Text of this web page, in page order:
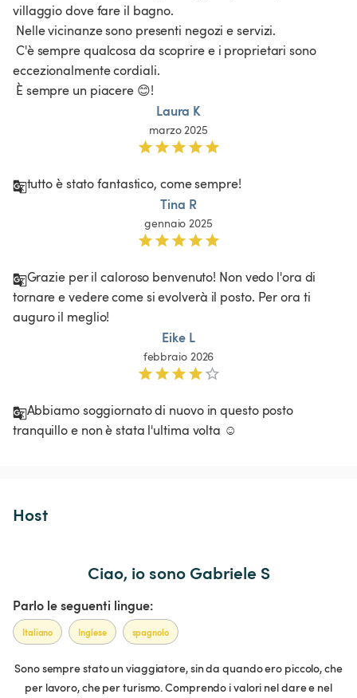
villaggio dove fare il bagno.
eccezionalmente cordiali.
È sempre un piacere 😊!
Laura K
marzo 2025
tutto è stato fantastico, come sempre!
Tina R
gennaio 2025
Grazie per il caloroso benvenuto! Non vedo l'ora di
tornare e vedere come si evolverà il posto. Per ora ti
auguro il meglio!
Eike L
febbraio 2026
Abbiamo soggiornato di nuovo in questo posto
tranquillo e non è stata l'ultima volta ☺️
Host
Ciao, io sono Gabriele S
Parlo le seguenti lingue:
Italiano Inglese spagnolo
Sono sempre stato un viaggiatore, sin da quando ero piccolo, che
per lavoro, che per turismo. Comprendo i valori nel dare e nel